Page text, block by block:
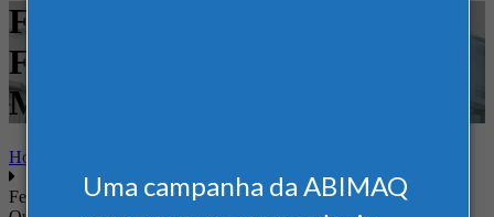
Uma campanha da ABIMAQ
Feiras - FIDAM Americana -
Feira Nacional - Metal
Mecânico
Home
Feiras